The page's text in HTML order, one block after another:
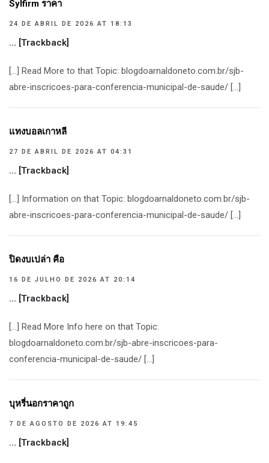
Sylfirm ราคา
24 DE ABRIL DE 2026 AT 18:13
… [Trackback]
[…] Read More to that Topic: blogdoarnaldoneto.com.br/sjb-
abre-inscricoes-para-conferencia-municipal-de-saude/ […]
แทงบอลเกาหลี
27 DE ABRIL DE 2026 AT 04:31
… [Trackback]
[…] Information on that Topic: blogdoarnaldoneto.com.br/sjb-
abre-inscricoes-para-conferencia-municipal-de-saude/ […]
ปิดงบเปล่า คือ
16 DE JULHO DE 2026 AT 20:14
… [Trackback]
[…] Read More Info here on that Topic:
blogdoarnaldoneto.com.br/sjb-abre-inscricoes-para-
conferencia-municipal-de-saude/ […]
บุหรี่นอกราคาถูก
7 DE AGOSTO DE 2026 AT 19:45
… [Trackback]